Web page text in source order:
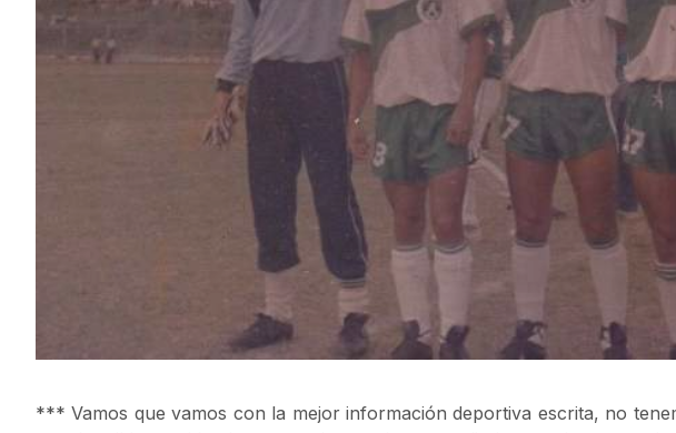
*** Vamos que vamos con la mejor información deportiva escrita, no